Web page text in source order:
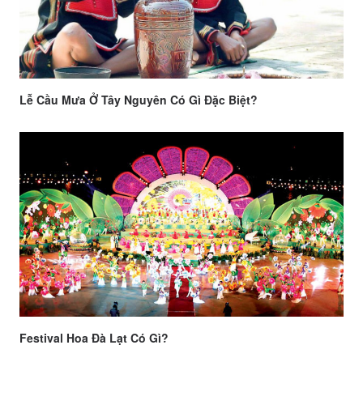
Lễ Cầu Mưa Ở Tây Nguyên Có Gì Đặc Biệt?
Festival Hoa Đà Lạt Có Gì?